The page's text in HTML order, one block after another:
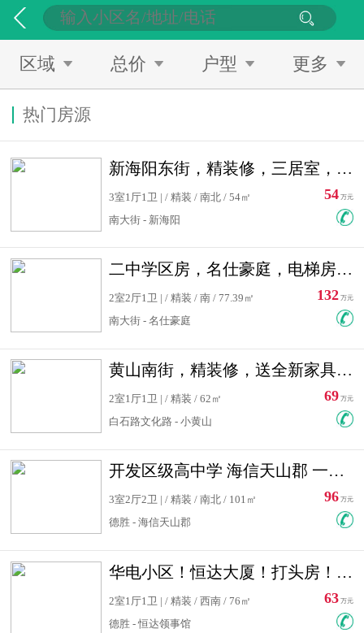
区域 总价 户型 更多
热门房源
新海阳东街，精装修，三居室，南北通透，拎包入住，单价低
3室1厅1卫 | / 精装 / 南北 / 54㎡
南大街 - 新海阳
54 万元
二中学区房，名仕豪庭，电梯房，双南卧室，单价低，急售
2室2厅1卫 | / 精装 / 南 / 77.39㎡
南大街 - 名仕豪庭
132 万元
黄山南街，精装修，送全新家具，看房有钥匙，实用面积大
2室1厅1卫 | / 精装 / 62㎡
白石路文化路 - 小黄山
69 万元
开发区级高中学 海信天山郡 一手合同没有税！ 送车位
3室2厅2卫 | / 精装 / 南北 / 101㎡
德胜 - 海信天山郡
96 万元
华电小区！恒达大厦！打头房！精装修！可低首付！随时看房！
2室1厅1卫 | / 精装 / 西南 / 76㎡
德胜 - 恒达领事馆
63 万元